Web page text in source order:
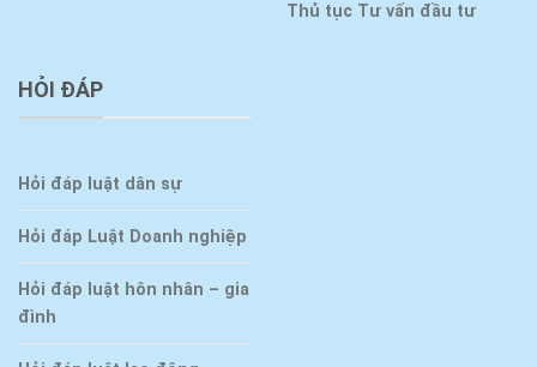
Thủ tục Tư vấn đầu tư
HỎI ĐÁP
Hỏi đáp luật dân sự
Hỏi đáp Luật Doanh nghiệp
Hỏi đáp luật hôn nhân – gia
đình